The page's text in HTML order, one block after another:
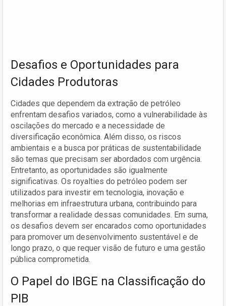
Desafios e Oportunidades para
Cidades Produtoras
Cidades que dependem da extração de petróleo
enfrentam desafios variados, como a vulnerabilidade às
oscilações do mercado e a necessidade de
diversificação econômica. Além disso, os riscos
ambientais e a busca por práticas de sustentabilidade
são temas que precisam ser abordados com urgência.
Entretanto, as oportunidades são igualmente
significativas. Os royalties do petróleo podem ser
utilizados para investir em tecnologia, inovação e
melhorias em infraestrutura urbana, contribuindo para
transformar a realidade dessas comunidades. Em suma,
os desafios devem ser encarados como oportunidades
para promover um desenvolvimento sustentável e de
longo prazo, o que requer visão de futuro e uma gestão
pública comprometida.
O Papel do IBGE na Classificação do
PIB